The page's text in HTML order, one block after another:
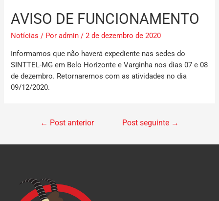
AVISO DE FUNCIONAMENTO
Notícias / Poradmin /2 de dezembro de 2020
Informamos que não haverá expediente nas sedes do
SINTTEL-MG em Belo Horizonte e Varginha nos dias 07 e 08
de dezembro. Retornaremos com as atividades no dia
09/12/2020.
← Post anterior Post seguinte →